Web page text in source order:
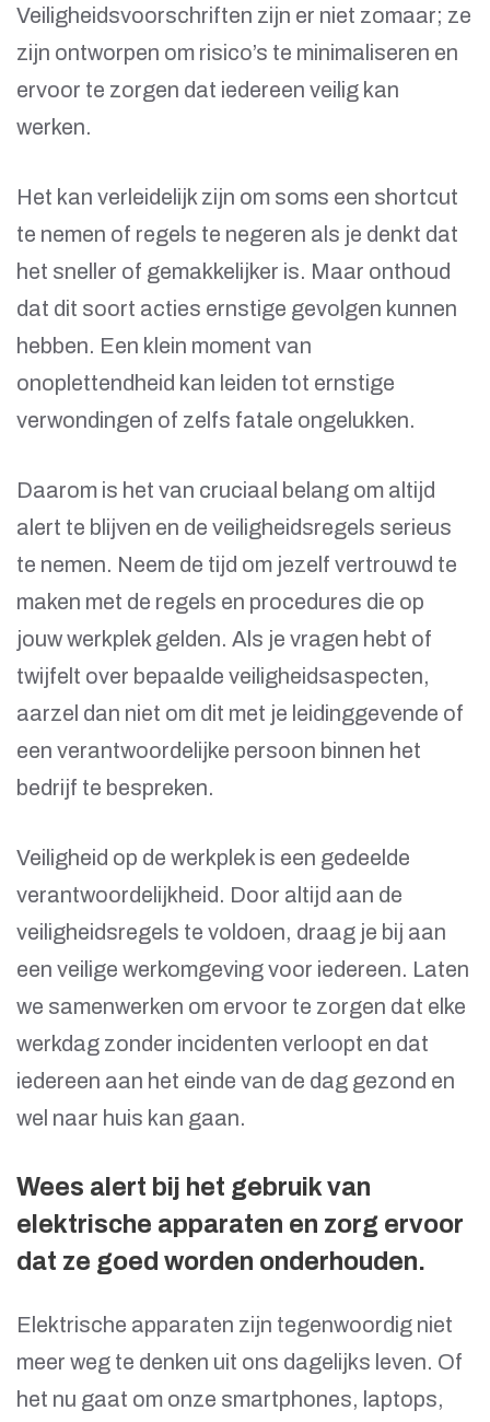
Veiligheidsvoorschriften zijn er niet zomaar; ze
zijn ontworpen om risico’s te minimaliseren en
ervoor te zorgen dat iedereen veilig kan
werken.
Het kan verleidelijk zijn om soms een shortcut
te nemen of regels te negeren als je denkt dat
het sneller of gemakkelijker is. Maar onthoud
dat dit soort acties ernstige gevolgen kunnen
hebben. Een klein moment van
onoplettendheid kan leiden tot ernstige
verwondingen of zelfs fatale ongelukken.
Daarom is het van cruciaal belang om altijd
alert te blijven en de veiligheidsregels serieus
te nemen. Neem de tijd om jezelf vertrouwd te
maken met de regels en procedures die op
jouw werkplek gelden. Als je vragen hebt of
twijfelt over bepaalde veiligheidsaspecten,
aarzel dan niet om dit met je leidinggevende of
een verantwoordelijke persoon binnen het
bedrijf te bespreken.
Veiligheid op de werkplek is een gedeelde
verantwoordelijkheid. Door altijd aan de
veiligheidsregels te voldoen, draag je bij aan
een veilige werkomgeving voor iedereen. Laten
we samenwerken om ervoor te zorgen dat elke
werkdag zonder incidenten verloopt en dat
iedereen aan het einde van de dag gezond en
wel naar huis kan gaan.
Wees alert bij het gebruik van
elektrische apparaten en zorg ervoor
dat ze goed worden onderhouden.
Elektrische apparaten zijn tegenwoordig niet
meer weg te denken uit ons dagelijks leven. Of
het nu gaat om onze smartphones, laptops,